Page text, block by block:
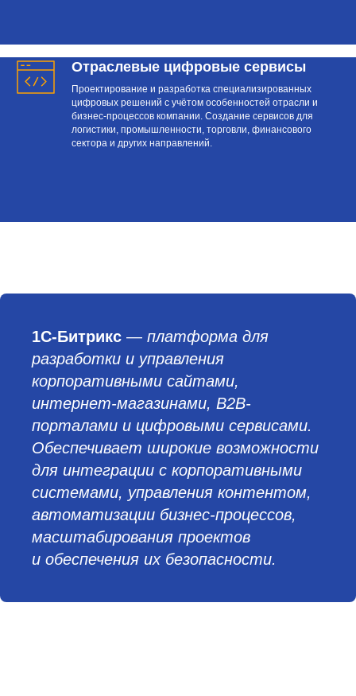
Отраслевые цифровые сервисы
Проектирование и разработка специализированных
цифровых решений с учётом особенностей отрасли и
бизнес-процессов компании. Создание сервисов для
логистики, промышленности, торговли, финансового
сектора и других направлений.
1С-Битрикс — платформа для
разработки и управления
корпоративными сайтами,
интернет-магазинами, B2B-
порталами и цифровыми сервисами.
Обеспечивает широкие возможности
для интеграции с корпоративными
системами, управления контентом,
автоматизации бизнес-процессов,
масштабирования проектов
и обеспечения их безопасности.